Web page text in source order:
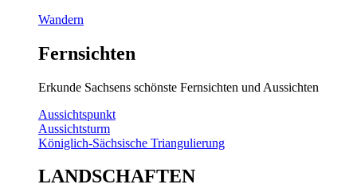
Wandern
Fernsichten
Erkunde Sachsens schönste Fernsichten und Aussichten
Aussichtspunkt
Aussichtsturm
Königlich-Sächsische Triangulierung
LANDSCHAFTEN